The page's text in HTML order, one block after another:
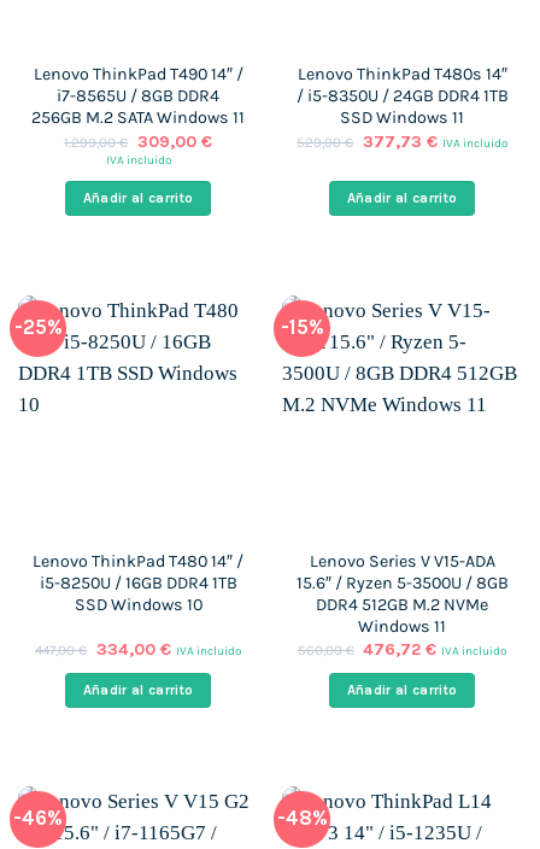
Lenovo ThinkPad T490 14″ /
i7-8565U / 8GB DDR4
256GB M.2 SATA Windows 11
1.299,00€ El
precio
era:
1.299,00 €.
309,00 €El
es:
309,00 €.
IVA incluido
Añadir al carrito
Lenovo ThinkPad T480s 14″
/ i5-8350U / 24GB DDR4 1TB
SSD Windows 11
529,00€ El
era:
529,00 €.
377,73 €El
es:
377,73 €.
IVA incluido
Añadir al carrito
-25%
Lenovo ThinkPad T480 14″ /
i5-8250U / 16GB DDR4 1TB
SSD Windows 10
447,00€ El
original
era:
334,00 €El
actual
es:
IVA incluido
Añadir al carrito
-15%
Lenovo Series V V15-ADA
15.6″ / Ryzen 5-3500U / 8GB
DDR4 512GB M.2 NVMe
Windows 11
560,00€ El
original
era:
476,72€El
actual
es:
IVA incluido
Añadir al carrito
-46% -48%